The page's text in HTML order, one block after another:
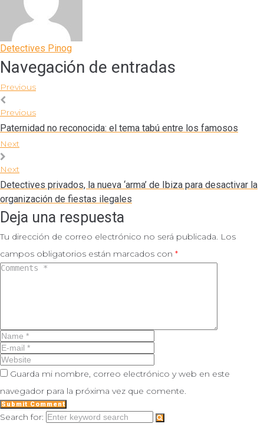
Detectives Pinog
Navegación de entradas
Previous
Previous
Paternidad no reconocida: el tema tabú entre los famosos
Next
Next
Detectives privados, la nueva ‘arma’ de Ibiza para desactivar la
organización de fiestas ilegales
Deja una respuesta
Tu dirección de correo electrónico no será publicada. Los
campos obligatorios están marcados con *
Guarda mi nombre, correo electrónico y web en este
navegador para la próxima vez que comente.
Search for: